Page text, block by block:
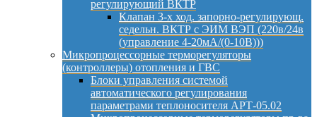
регулирующий ВКТР
Клапан 3-х ход. запорно-регулирующ.
седельн. ВКТР с ЭИМ ВЭП (220в/24в
(управление 4-20мА/(0-10В)))
Микропроцессорные терморегуляторы
(контроллеры) отопления и ГВС
Блоки управления системой
автоматического регулирования
параметрами теплоносителя АРТ-05.02